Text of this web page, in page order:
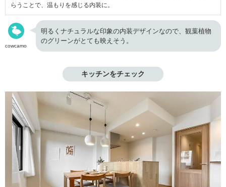
らうことで、温もりを感じる内装に。
cowcamo
明るくナチュラルな印象の内装デザインなので、観葉植物
のグリーンがとても映えそう。
キッチンをチェック